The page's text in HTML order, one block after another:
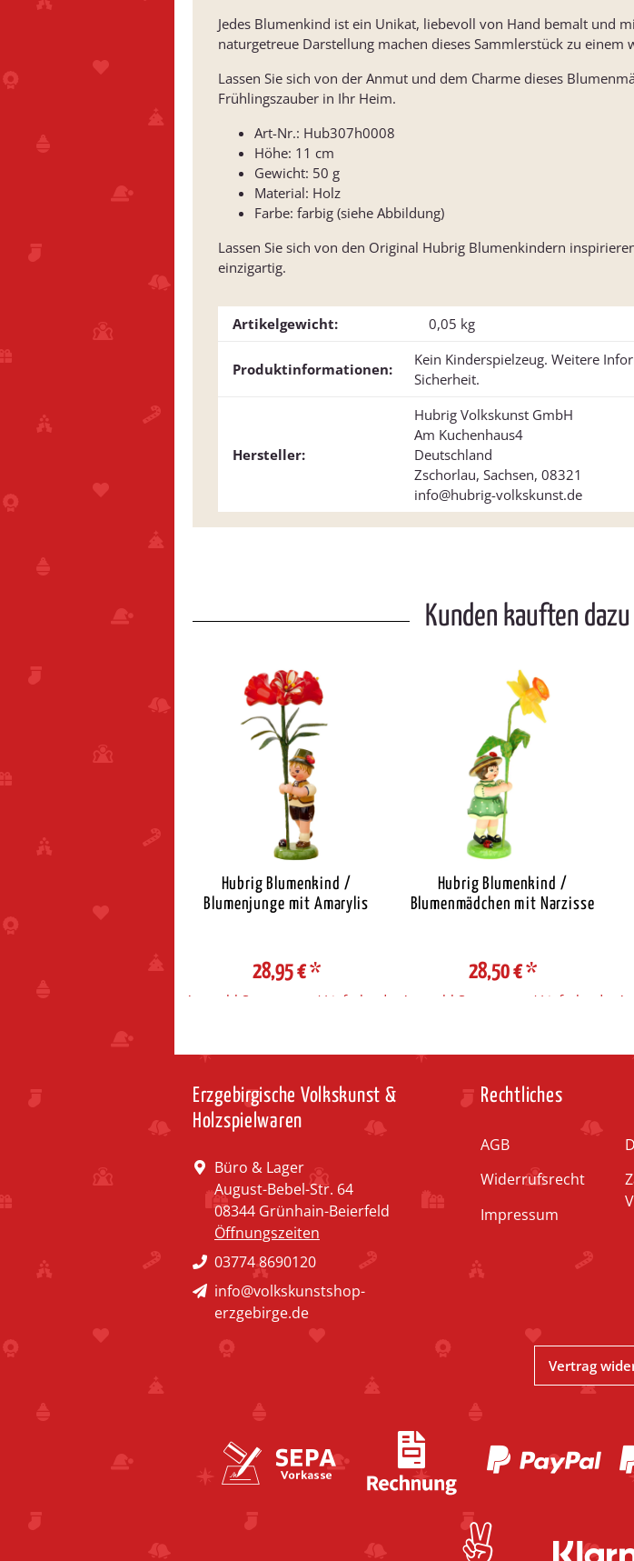
Jedes Blumenkind ist ein Unikat, liebevoll von Hand bemalt und
naturgetreue Darstellung machen dieses Sammlerstück zu
Lassen Sie sich von der Anmut und dem Charme dieses
Frühlingszauber in Ihr Heim.
Art-Nr.: Hub307h0008
Höhe: 11 cm
Gewicht: 50 g
Material: Holz
Farbe: farbig (siehe Abbildung)
Lassen Sie sich von den Original Hubrig Blumenkindern
einzigartig.
Artikelgewicht: 0,05 kg
Produktinformationen:
Kein Kinderspielzeug. Weitere
Sicherheit.
Hersteller:
Hubrig Volkskunst GmbH
Am Kuchenhaus4
Deutschland
Zschorlau, Sachsen, 08321
info@hubrig-volkskunst.de
Kunden kauften
mit Dahlie
Steuerzone / Lieferland
Hubrig Blumenkind /
Blumenjunge mit Amarylis
28,95 €*
Auswahl Steuerzone / Lieferland
Hubrig Blumenkind /
Blumenmädchen mit Narzisse
28,50 €*
Auswahl Steuerzone / Lieferland
Erzgebirgische Volkskunst &
Holzspielwaren
Büro & Lager
August-Bebel-Str. 64
08344 Grünhain-Beierfeld
Öffnungszeiten
03774 8690120
info@volkskunstshop-
erzgebirge.de
Rechtliches
AGB
Widerrufsrecht
Impressum
Vertrag